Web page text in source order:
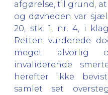
afgørelse, til grund,
og døvheden var
20, stk. 1, nr. 4, i
Retten vurderede
meget alvorlig
invaliderende
herefter ikke
samlet set